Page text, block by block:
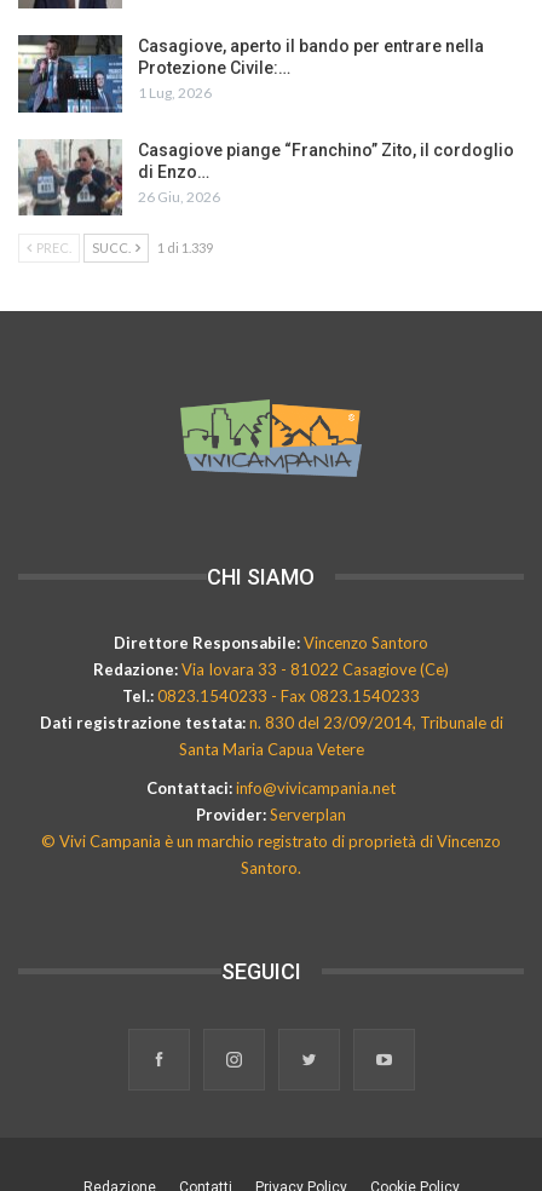
Casagiove, aperto il bando per entrare nella
Protezione Civile:…
1 Lug, 2026
Casagiove piange “Franchino” Zito, il cordoglio
di Enzo…
26 Giu, 2026
PREC. SUCC. 1 di 1.339
CHI SIAMO
Direttore Responsabile:Vincenzo Santoro
Redazione:Via Iovara 33 - 81022 Casagiove (Ce)
Tel.:0823.1540233 - Fax 0823.1540233
Dati registrazione testata:n. 830 del 23/09/2014, Tribunale di
Santa Maria Capua Vetere
Contattaci:info@vivicampania.net
Provider:Serverplan
© Vivi Campania è un marchio registrato di proprietà di Vincenzo
Santoro.
SEGUICI
Redazione Contatti Privacy Policy Cookie Policy